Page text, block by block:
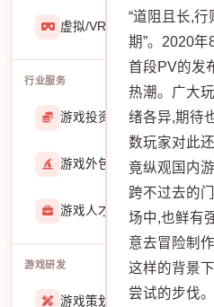
虚拟/VR/AR
行业服务
游戏投资交易25888
游戏外包 22913
游戏人才招聘51770
游戏研发
游戏策划 27557
“道阻且长,
期”。2020年
首段PV的发
热潮。广大
绪各异,期待
数玩家对此
竟纵观国内
跨不过去的
场中,也鲜有
意去冒险制
这样的背景
尝试的步伐